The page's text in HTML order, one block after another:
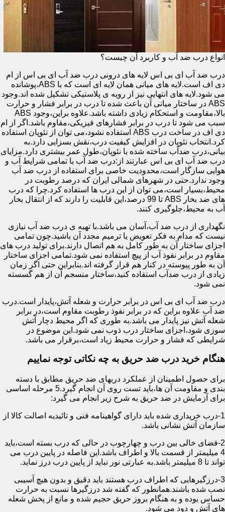
انواع درب ضد آب و کاربرد آن چیست؟
درب ضد آب ای بی اس لایه های درونی درب ضد آب ای بی اس از ام
دی اف است.لایه های میانی همان لایه ای است که با ABS،پوشانده
می شود.لایه های انتهایی نیز از رویه ی پلاستیکی تشکیل شده اند.وجود
ABS در ساختار میانی آن باعث شده تا درب در برابر فشار و حرارت
بالا،مقاومت و استحکام زیادی داشته باشد.علاوه براین،وجود ABS
سبب می شود تا درب در برابر فشارهای فیزیکی،مقاوم باشد.اگر از ام
دی اف در ساخت درب ABS استفاده نشود،می توان از نئوپان استفاده
کرد.انتخاب نئوپان در افزایش کیفیت درب،نقش بسزایی دارد.به
بیانی،درب ضدآب ساخته شده با نئوپان،طول عمر بیشتری دارد.مزایای
درب ضد آب ای بی اس عبارتند از:درب ضد آب با تمامی شرایط آب و
هوایی سازگار است،محدودیت خاصی برای استفاده از درب ضد آب
وجود ندارد.حتی در شهرهای شمالی ایران که درصد رطوبت در
محیط،بسیار است،می توان از این درب ها استفاده کرد.چرا که درب
های ضد بخار ABS تا 99 درصد،این قابلیت را دارند که از انتقال بخار
آب به محیط،جلوگیری کنند.
نگهداری از درب ضد آب،آسان می باشد.با تهیه ی درب ضد آب نیازی
نیست که مدام به فکر تعویض یا ترمیم مجدد آن باشید.چون تمامی
اجزای ساختار آن به طور کامل به هم اتصال دارند.برای تولید درب های
مقاوم در برابر نفوذ آب از پیچ استفاده نمی شود.تمامی اجزای ساختار
آن به طور پیوسته در کنار هم قرار گرفته اند.بنابراین حتی اگر زمان
زیادی از درب ضدآب استفاده کنید،ساختار منسجم آن از هم گسسته
نمی شود.
درب ضد آب ای بی اس در برابر حرارت و شعله آتش،پایدار است.درب
ضد آب علاوه براین که در برابر نفوذ رطوبت مقاوم است،در برابر
شعله آتش نیز پایدار می باشد.به طوری که اگر محیط دچار آتش
سوزی شود،اجزای ساختار درب ذوب نمی شود.این موضوع در
شرایطی که فشار و حرارت محیط زیاد است،برقرار می باشد.
هنگام خرید درب ضد حریق به چه نکاتی توجه نماییم
برای حصول اطمینان از عملکرد دربهای ضد حریق مطابق با دسته
بندی و مقاومت آن ها،باید تست روی آن انجام گیرد.5 مرحله اساسی
برای آزمایش در ضد حریق به شرح زیر انجام می گیرد:
1-درب خریداری شده باید دارای گواهینامه فنی و تائیدیه اصالت کالا از
سازمان آتش نشانی باشد.
2-فضای خالی بین درب و چهارچوب در حالی که درب بسته است،باید
4 میلیمتر از قسمت بالا و اطراف باشد.این فاصله در پایین درب می
تواند تا 8 میلیمتر باشد.به عبارتی نور نباید از پایین درب درز نماید.
3-درزگیرهایی که اطراف درب هستند باید دقیق و بدون هیچ آسیبی
نصب شده باشند.همانطور که گفته شد درزگیرها نسبت به حرارت
حساس بوده و به هنگام بروز حریق حجیم شده و مانع از پخش شعله
های آتش و دود می شود.